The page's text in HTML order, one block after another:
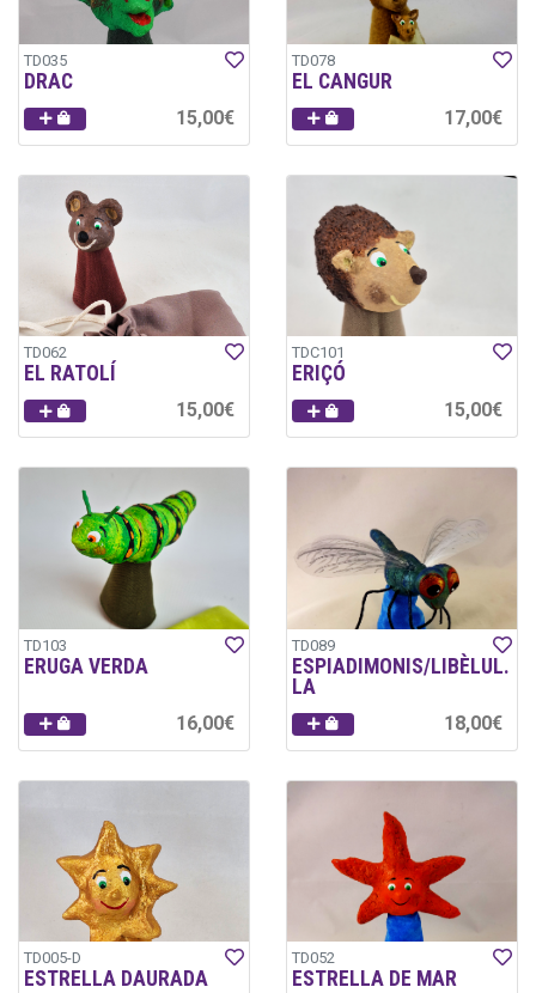
TD035
DRAC
15,00€
TD078
EL CANGUR
17,00€
TD062
EL RATOLÍ
15,00€
TDC101
ERIÇÓ
15,00€
TD103
ERUGA VERDA
16,00€
TD089
ESPIADIMONIS/LIBÈLUL.
LA
18,00€
TD005-D
ESTRELLA DAURADA
TD052
ESTRELLA DE MAR